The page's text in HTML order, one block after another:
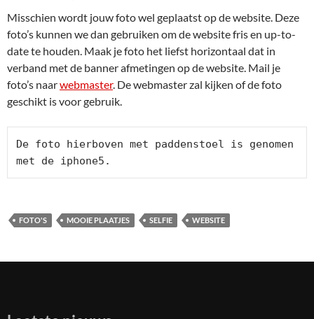
Misschien wordt jouw foto wel geplaatst op de website. Deze
foto’s kunnen we dan gebruiken om de website fris en up-to-
date te houden. Maak je foto het liefst horizontaal dat in
verband met de banner afmetingen op de website. Mail je
foto’s naarwebmaster. De webmaster zal kijken of de foto
geschikt is voor gebruik.
De foto hierboven met paddenstoel is genomen
met de iphone5.
FOTO'S MOOIE PLAATJES SELFIE WEBSITE